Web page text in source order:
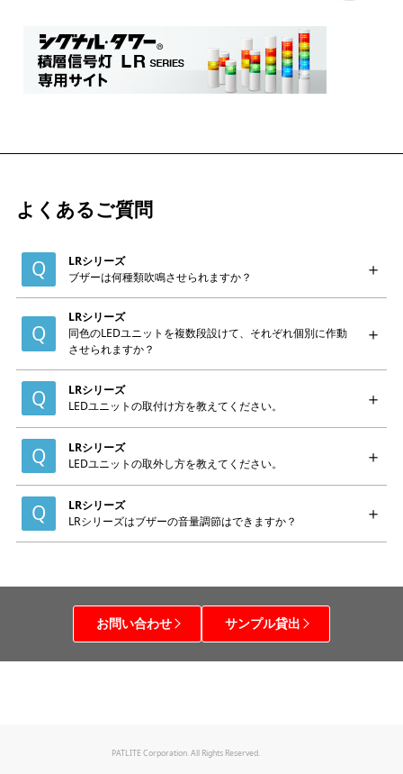
よくあるご質問
LRシリーズ
ブザーは何種類吹鳴させられますか？
LRシリーズ
同色のLEDユニットを複数段設けて、それぞれ個別に作動
させられますか？
LRシリーズ
LEDユニットの取付け方を教えてください。
LRシリーズ
LEDユニットの取外し方を教えてください。
LRシリーズ
LRシリーズはブザーの音量調節はできますか？
お問い合わせ サンプル貸出
PATLITE Corporation. All Rights Reserved.